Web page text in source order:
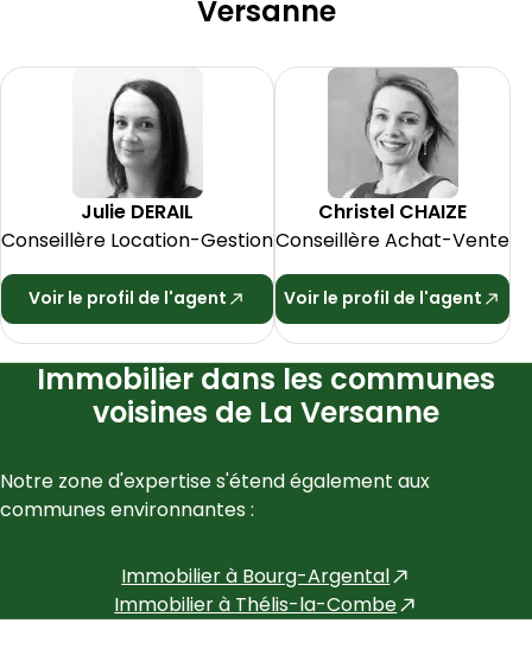
Versanne
Julie DERAIL
Conseillère Location-Gestion
Voir le profil de l'agent
Christel CHAIZE
Conseillère Achat-Vente
Voir le profil de l'agent
Immobilier dans les communes
voisines de La Versanne
Notre zone d'expertise s'étend également aux
communes environnantes :
Immobilier à Bourg-Argental
Immobilier à Thélis-la-Combe